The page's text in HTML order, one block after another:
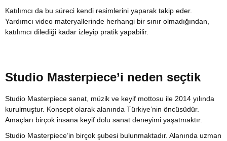
Katılımcı da bu süreci kendi resimlerini yaparak takip eder.
Yardımcı video materyallerinde herhangi bir sınır olmadığından,
katılımcı dilediği kadar izleyip pratik yapabilir.
Studio Masterpiece’i neden seçtik
Studio Masterpiece sanat, müzik ve keyif mottosu ile 2014 yılında
kurulmuştur. Konsept olarak alanında Türkiye’nin öncüsüdür.
Amaçları birçok insana keyif dolu sanat deneyimi yaşatmaktır.
Studio Masterpiece’in birçok şubesi bulunmaktadır. Alanında uzman